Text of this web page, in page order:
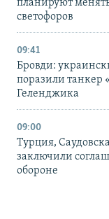
планируют
светофоров
09:41
Бровди:
поразили танкер
Геленджика
09:00
Турция,
заключили
обороне